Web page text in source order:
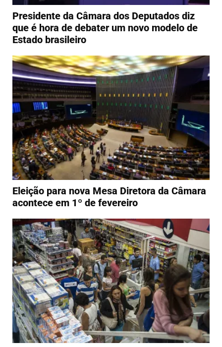
Presidente da Câmara dos Deputados diz
que é hora de debater um novo modelo de
Estado brasileiro
Eleição para nova Mesa Diretora da Câmara
acontece em 1º de fevereiro